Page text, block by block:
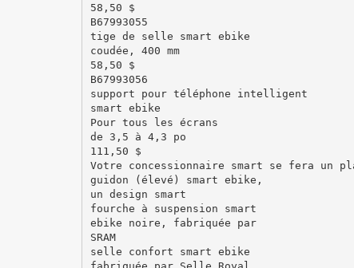
58,50 $
B67993055
tige de selle smart ebike
coudée, 400 mm
58,50 $
B67993056
support pour téléphone intelligent
smart ebike
Pour tous les écrans
de 3,5 à 4,3 po
111,50 $
Votre concessionnaire smart se fera
guidon (élevé) smart ebike,
un design smart
fourche à suspension smart
ebike noire, fabriquée par
SRAM
selle confort smart ebike
fabriquée par Selle Royal